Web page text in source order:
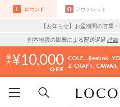
ロコンド アウトレット
【お知らせ】お盆期間の営業
熊本地震の影響による配送遅延 詳細
10,000 COLE.. Reebok
Z-CRAFT CAWAII